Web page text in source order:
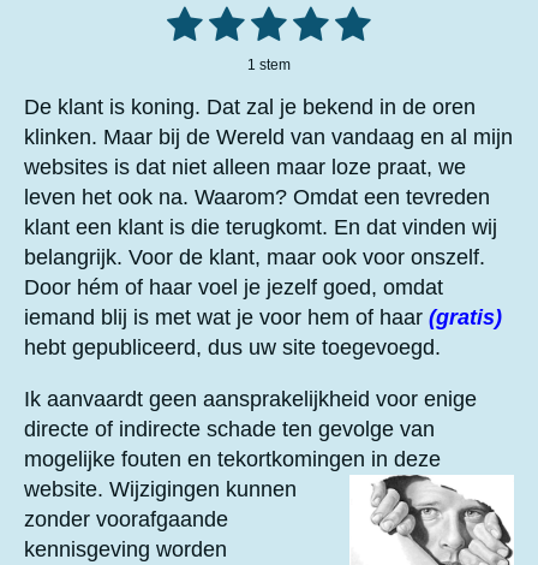
n
g
:
5
s
e
r
e
1
t
e
r
2
t
e
r
r
e
n
3
s
t
e
r
r
e
n
4
t
e
r
r
e
n
5
t
e
r
r
e
n
e
n
1 stem
De klant is koning. Dat zal je bekend in de oren
klinken. Maar bij de Wereld van vandaag en al mijn
websites is dat niet alleen maar loze praat, we
leven het ook na. Waarom? Omdat een tevreden
klant een klant is die terugkomt. En dat vinden wij
belangrijk. Voor de klant, maar ook voor onszelf.
Door hém of haar voel je jezelf goed, omdat
iemand blij is met wat je voor hem of haar (gratis)
hebt gepubliceerd, dus uw site toegevoegd.
Ik aanvaardt geen aansprakelijkheid voor enige
directe of indirecte schade ten gevolge van
mogelijke fouten en tekortkomingen in deze
website. Wijzigingen kunnen
zonder voorafgaande
kennisgeving worden